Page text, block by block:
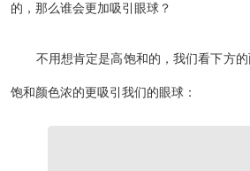
的，那么谁会更加吸引眼球？
不用想肯定是高饱和的，我们看下方
饱和颜色浓的更吸引我们的眼球：